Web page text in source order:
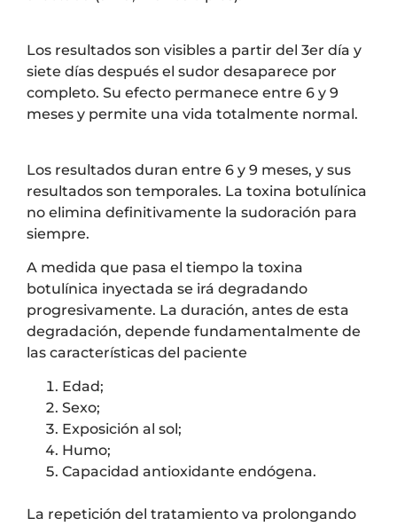
Los resultados son visibles a partir del 3er día y
siete días después el sudor desaparece por
completo. Su efecto permanece entre 6 y 9
meses y permite una vida totalmente normal.
Los resultados duran entre 6 y 9 meses, y sus
resultados son temporales. La toxina botulínica
no elimina definitivamente la sudoración para
siempre.
A medida que pasa el tiempo la toxina
botulínica inyectada se irá degradando
progresivamente. La duración, antes de esta
degradación, depende fundamentalmente de
las características del paciente
Edad;
Sexo;
Exposición al sol;
Humo;
Capacidad antioxidante endógena.
La repetición del tratamiento va prolongando